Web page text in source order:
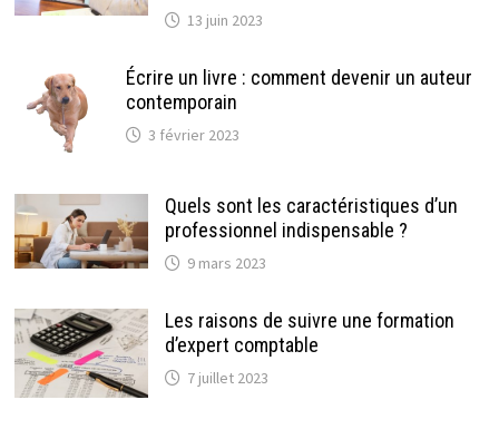
13 juin 2023
Écrire un livre : comment devenir un auteur
contemporain
3 février 2023
Quels sont les caractéristiques d’un
professionnel indispensable ?
9 mars 2023
Les raisons de suivre une formation
d’expert comptable
7 juillet 2023